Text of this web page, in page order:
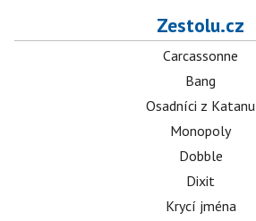
Zestolu.cz
Carcassonne
Bang
Osadníci z Katanu
Monopoly
Dobble
Dixit
Krycí jména